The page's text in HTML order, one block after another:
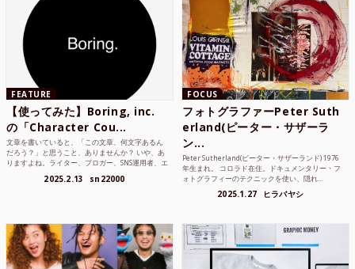
FEATURE
【使ってみた】Boring, inc.
の「Character Cou...
文章を書いていると、「この文章、何文字あるん
だろう？」と思うこと、ありませんか？ いや、あ
りますよね。ライター、ブロガー、SNS運用者、エ
2025.2.13 sn22000
FOCUS
フォトグラファーPeter Suth
erland(ピーター・サザーラ
ン...
Peter Sutherland(ピーター・サザーランド) 1976
年生まれ。 コロラド在住。ドキュメンタリー・フ
ォトグラフィーのテクニックを使い、隠れ...
2025.1.27 ヒラバヤシ